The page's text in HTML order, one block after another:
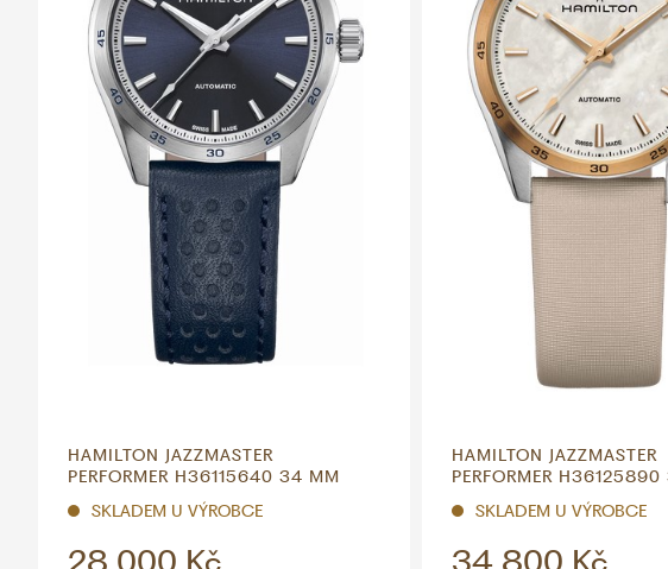
HAMILTON JAZZMASTER
PERFORMER H36115640 34 MM
SKLADEM U VÝROBCE
28 000 Kč
HAMILTON JAZZMASTER
PERFORMER
SKLADEM U VÝROBCE
34 800 Kč